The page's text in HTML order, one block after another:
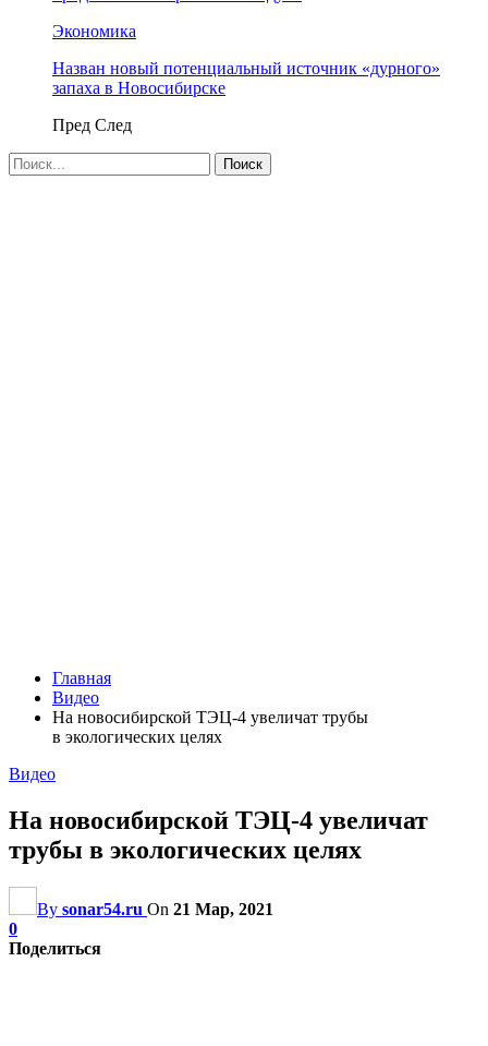
Экономика
Назван новый потенциальный источник «дурного»
запаха в Новосибирске
Пред След
Главная
Видео
На новосибирской ТЭЦ-4 увеличат трубы
в экологических целях
Видео
На новосибирской ТЭЦ-4 увеличат
трубы в экологических целях
By sonar54.ru On 21 Мар, 2021
0
Поделиться